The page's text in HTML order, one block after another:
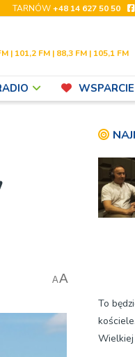
TARNÓW+48 14 627 50 50
| 101,2 FM | 88,3 FM | 105,1 FM
WSPARCIE
AA
To
Wielkiej